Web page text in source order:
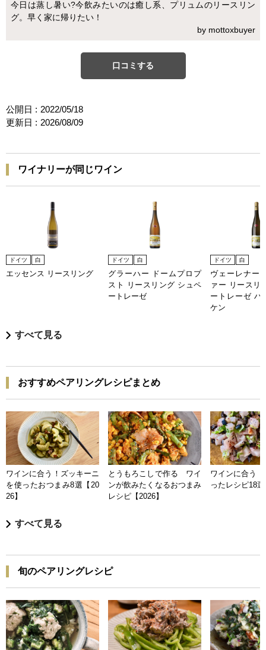
今日は蒸し暑い?今飲みたいのは癒し系、プリュムのリースリン
グ。早く家に帰りたい！
by mottoxbuyer
口コミする
公開日 : 2022/05/18
更新日 : 2026/08/09
ワイナリーが同じワイン
ドイツ 白
エッセンス リースリング
ドイツ 白
グラーハー ドームプロプ
スト リースリング シュペ
ートレーゼ
ドイツ 白
ヴェーレナー
ァー リースリ
ートレーゼ ハ
ケン
すべて見る
おすすめペアリングレシピまとめ
ワインに合う！ズッキーニ
を使ったおつまみ8選【20
26】
とうもろこしで作る ワイ
ンが飲みたくなるおつまみ
レシピ【2026】
ワインに合う
ったレシピ18
すべて見る
旬のペアリングレシピ